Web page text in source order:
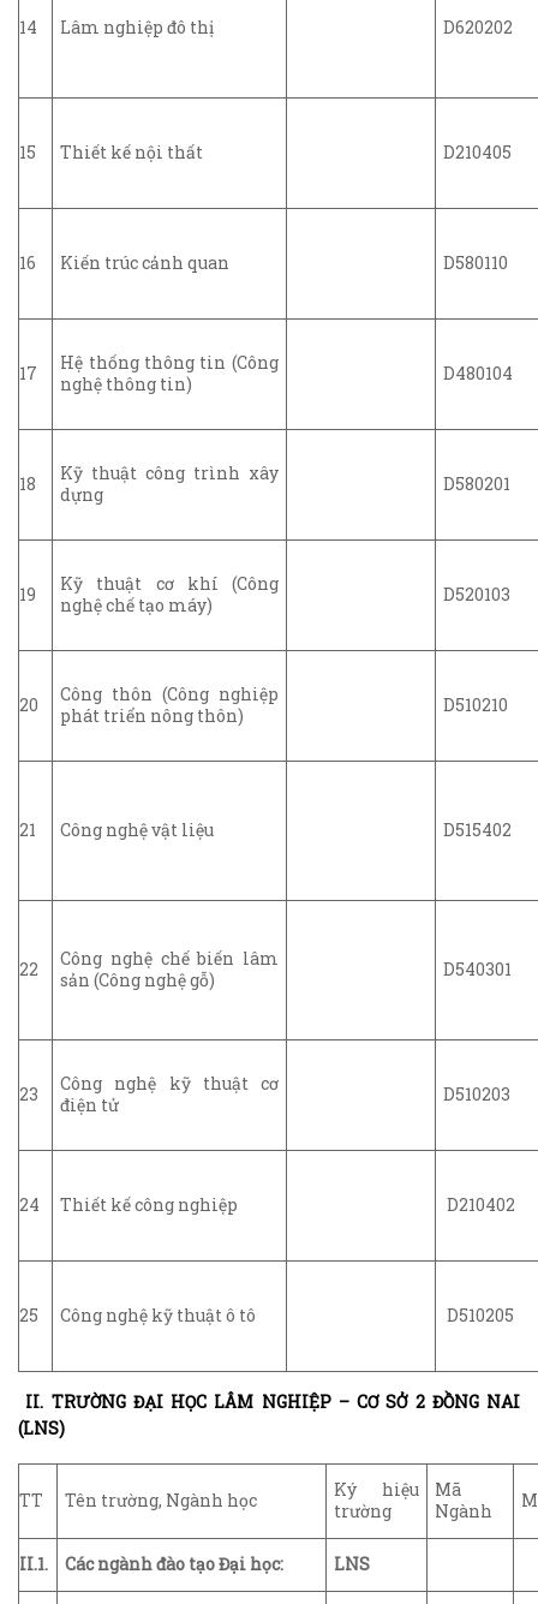
14 Lâm nghiệp đô thị D620202
15 Thiết kế nội thất D210405
16 Kiến trúc cảnh quan D580110
17
Hệ thống thông tin (Công
nghệ thông tin)
D480104
18
Kỹ thuật công trình xây
dựng
D580201
19
Kỹ thuật cơ khí (Công
nghệ chế tạo máy)
D520103
20
Công thôn (Công nghiệp
phát triển nông thôn)
D510210
21 Công nghệ vật liệu D515402
22
Công nghệ chế biến lâm
sản (Công nghệ gỗ)
D540301
23
Công nghệ kỹ thuật cơ
điện tử
D510203
24 Thiết kế công nghiệp D210402
25 Công nghệ kỹ thuật ô tô D510205
II. TRƯỜNG ĐẠI HỌC LÂM NGHIỆP – CƠ SỞ 2 ĐỒNG NAI
(LNS)
TT Tên trường, Ngành học
Ký hiệu
trường
Mã
Ngành
II.1. Các ngành đào tạo Đại học: LNS